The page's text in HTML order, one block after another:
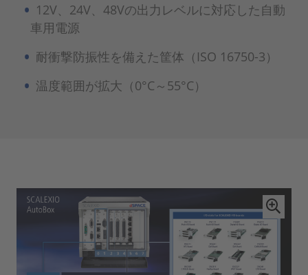
12V、24V、48Vの出力レベルに対応した自動
車用電源
耐衝撃防振性を備えた筐体（ISO 16750-3）
温度範囲が拡大（0°C～55°C）